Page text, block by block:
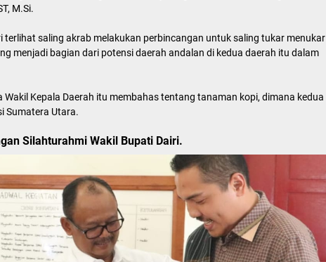
M.Si.
terlihat saling akrab melakukan perbincangan untuk saling tukar menukar
menjadi bagian dari potensi daerah andalan di kedua daerah itu dalam
Kepala Daerah itu membahas tentang tanaman kopi, dimana kedua
Sumatera Utara.
Silahturahmi Wakil Bupati Dairi.